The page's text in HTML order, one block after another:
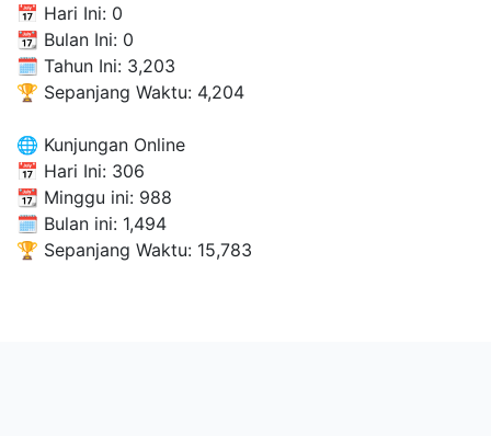
📅 Hari Ini: 0
📆 Bulan Ini: 0
🗓 Tahun Ini: 3,203
🏆 Sepanjang Waktu: 4,204
🌐 Kunjungan Online
📅 Hari Ini: 306
📆 Minggu ini: 988
🗓 Bulan ini: 1,494
🏆 Sepanjang Waktu: 15,783